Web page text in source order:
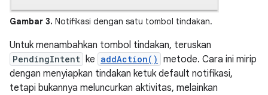
Gambar 3. Notifikasi dengan satu tombol tindakan.
Untuk menambahkan tombol tindakan, teruskan
PendingIntent ke addAction() metode. Cara ini mirip
dengan menyiapkan tindakan ketuk default notifikasi,
tetapi bukannya meluncurkan aktivitas, melainkan